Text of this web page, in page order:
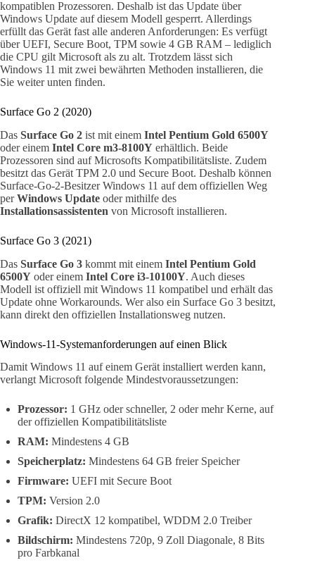
kompatiblen Prozessoren. Deshalb ist das Update über
Windows Update auf diesem Modell gesperrt. Allerdings
erfüllt das Gerät fast alle anderen Anforderungen: Es verfügt
über UEFI, Secure Boot, TPM sowie 4 GB RAM – lediglich
die CPU gilt Microsoft als zu alt. Trotzdem lässt sich
Windows 11 mit zwei bewährten Methoden installieren, die
Sie weiter unten finden.
Surface Go 2 (2020)
Das Surface Go 2 ist mit einem Intel Pentium Gold 6500Y
oder einem Intel Core m3-8100Y erhältlich. Beide
Prozessoren sind auf Microsofts Kompatibilitätsliste. Zudem
besitzt das Gerät TPM 2.0 und Secure Boot. Deshalb können
Surface-Go-2-Besitzer Windows 11 auf dem offiziellen Weg
perWindows Update oder mithilfe des
Installationsassistenten von Microsoft installieren.
Surface Go 3 (2021)
Das Surface Go 3 kommt mit einem Intel Pentium Gold
6500Y oder einem Intel Core i3-10100Y. Auch dieses
Modell ist offiziell mit Windows 11 kompatibel und erhält das
Update ohne Workarounds. Wer also ein Surface Go 3 besitzt,
kann direkt den offiziellen Installationsweg nutzen.
Windows-11-Systemanforderungen auf einen Blick
Damit Windows 11 auf einem Gerät installiert werden kann,
verlangt Microsoft folgende Mindestvoraussetzungen:
Prozessor: 1 GHz oder schneller, 2 oder mehr Kerne, auf
der offiziellen Kompatibilitätsliste
RAM: Mindestens 4 GB
Speicherplatz: Mindestens 64 GB freier Speicher
Firmware: UEFI mit Secure Boot
TPM: Version 2.0
Grafik: DirectX 12 kompatibel, WDDM 2.0 Treiber
Bildschirm: Mindestens 720p, 9 Zoll Diagonale, 8 Bits
pro Farbkanal